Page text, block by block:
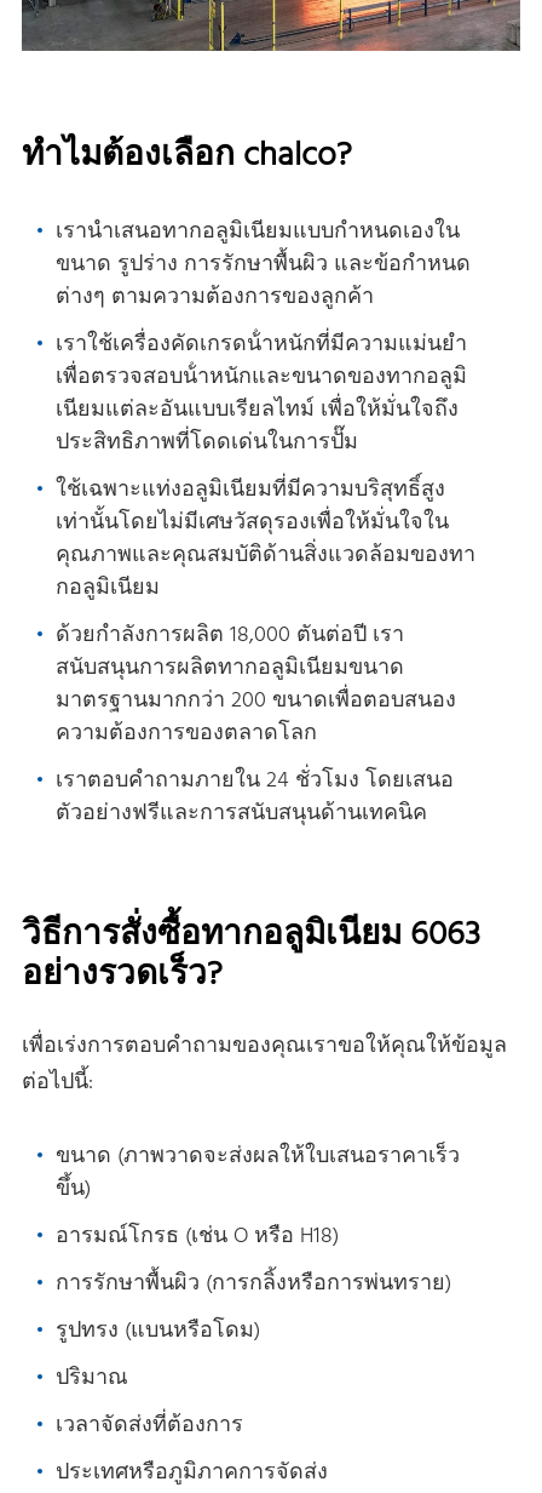
ทําไมต้องเลือก chalco?
เรานําเสนอทากอลูมิเนียมแบบกําหนดเองใน
ขนาด รูปร่าง การรักษาพื้นผิว และข้อกําหนด
ต่างๆ ตามความต้องการของลูกค้า
เราใช้เครื่องคัดเกรดน้ําหนักที่มีความแม่นยํา
เพื่อตรวจสอบน้ําหนักและขนาดของทากอลูมิ
เนียมแต่ละอันแบบเรียลไทม์ เพื่อให้มั่นใจถึง
ประสิทธิภาพที่โดดเด่นในการปั๊ม
ใช้เฉพาะแท่งอลูมิเนียมที่มีความบริสุทธิ์สูง
เท่านั้นโดยไม่มีเศษวัสดุรองเพื่อให้มั่นใจใน
คุณภาพและคุณสมบัติด้านสิ่งแวดล้อมของทา
กอลูมิเนียม
ด้วยกําลังการผลิต 18,000 ตันต่อปี เรา
สนับสนุนการผลิตทากอลูมิเนียมขนาด
มาตรฐานมากกว่า 200 ขนาดเพื่อตอบสนอง
ความต้องการของตลาดโลก
เราตอบคําถามภายใน 24 ชั่วโมง โดยเสนอ
ตัวอย่างฟรีและการสนับสนุนด้านเทคนิค
วิธีการสั่งซื้อทากอลูมิเนียม 6063
อย่างรวดเร็ว?
เพื่อเร่งการตอบคําถามของคุณเราขอให้คุณให้ข้อมูล
ต่อไปนี้:
ขนาด (ภาพวาดจะส่งผลให้ใบเสนอราคาเร็ว
ขึ้น)
อารมณ์โกรธ (เช่น O หรือ H18)
การรักษาพื้นผิว (การกลิ้งหรือการพ่นทราย)
รูปทรง (แบนหรือโดม)
ปริมาณ
เวลาจัดส่งที่ต้องการ
ประเทศหรือภูมิภาคการจัดส่ง